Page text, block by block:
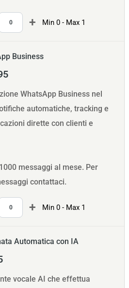
Min 0 - Max 1
Business
WhatsApp Business nel
automatiche, tracking e
dirette con clienti e
messaggi al mese. Per
contattaci.
Min 0 - Max 1
Automatica con IA
vocale AI che effettua